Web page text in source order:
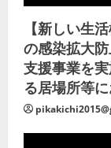
【新しい生
の感染拡大
支援事業を
る居場所等